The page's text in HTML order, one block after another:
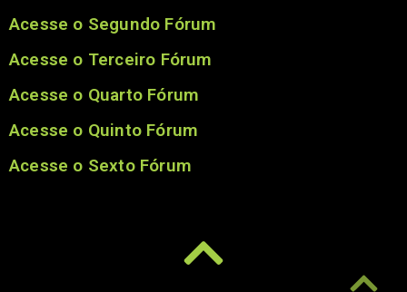
Acesse o Segundo Fórum
Acesse o Terceiro Fórum
Acesse o Quarto Fórum
Acesse o Quinto Fórum
Acesse o Sexto Fórum